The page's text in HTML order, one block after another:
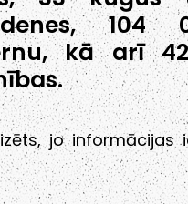
104
kā arī
jo informācijas